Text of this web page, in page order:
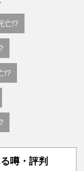
亡!?
!?
噂・評判